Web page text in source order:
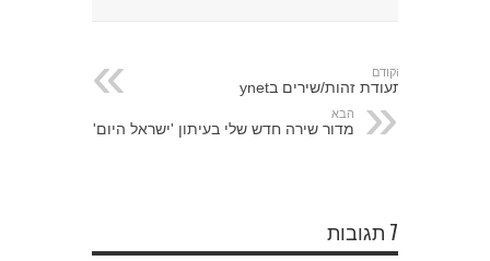
הקודם
תעודת זהות/שירים בynet
הבא
מדור שירה חדש שלי בעיתון 'ישראל היום'
7 תגובות